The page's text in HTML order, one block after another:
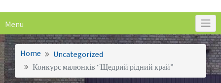
Menu
Home
Uncategorized
Конкурс малюнків “Щедрий рідний край”